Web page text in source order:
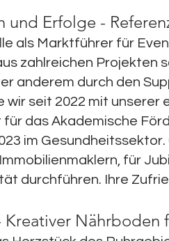
und Erfolge -
als Marktführer für
zahlreichen Projekten
anderem durch den
wir seit 2022 mit
für das Akademische
im
für
durchführen. Ihre
Nährboden